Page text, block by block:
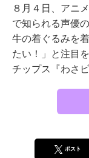
８月４日、アニ
で知られる声優
牛の着ぐるみを
たい！」と注目
チップス『わさ
ポスト